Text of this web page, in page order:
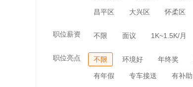
昌平区 大兴区 怀柔区
职位薪资 不限 面议 1K~1.5K/月
职位亮点 不限 环境好 年终奖
有年假 专车接送 有补助